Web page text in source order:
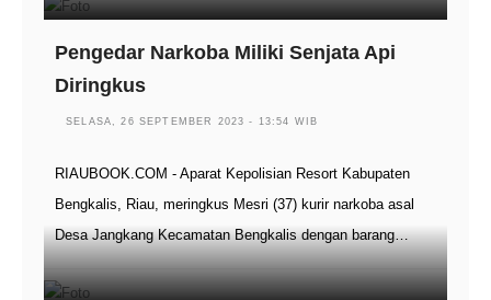
Pengedar Narkoba Miliki Senjata Api
Diringkus
SELASA, 26 SEPTEMBER 2023 - 13:54 WIB
RIAUBOOK.COM - Aparat Kepolisian Resort Kabupaten
Bengkalis, Riau, meringkus Mesri (37) kurir narkoba asal
Desa Jangkang Kecamatan Bengkalis dengan barang…